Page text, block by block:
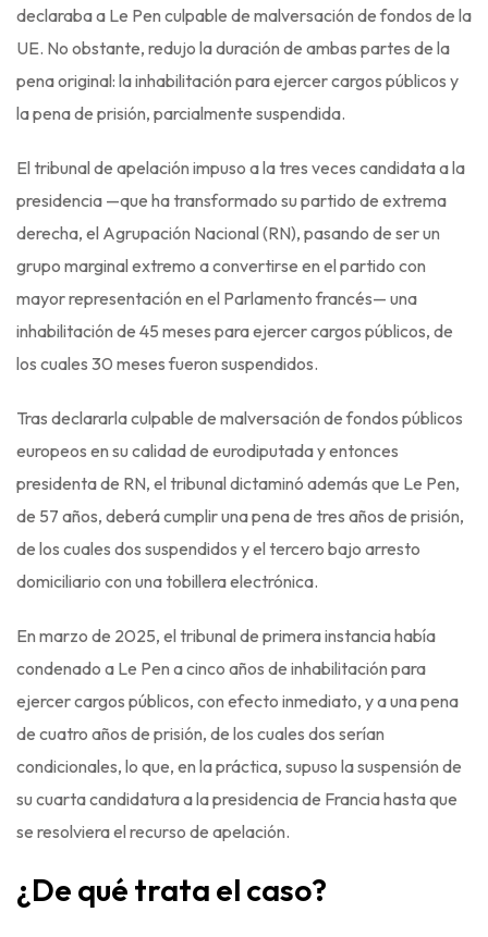
declaraba a Le Pen culpable de malversación de fondos de la
UE. No obstante, redujo la duración de ambas partes de la
pena original: la inhabilitación para ejercer cargos públicos y
la pena de prisión, parcialmente suspendida.
El tribunal de apelación impuso a la tres veces candidata a la
presidencia —que ha transformado su partido de extrema
derecha, el Agrupación Nacional (RN), pasando de ser un
grupo marginal extremo a convertirse en el partido con
mayor representación en el Parlamento francés— una
inhabilitación de 45 meses para ejercer cargos públicos, de
los cuales 30 meses fueron suspendidos.
Tras declararla culpable de malversación de fondos públicos
europeos en su calidad de eurodiputada y entonces
presidenta de RN, el tribunal dictaminó además que Le Pen,
de 57 años, deberá cumplir una pena de tres años de prisión,
de los cuales dos suspendidos y el tercero bajo arresto
domiciliario con una tobillera electrónica.
En marzo de 2025, el tribunal de primera instancia había
condenado a Le Pen a cinco años de inhabilitación para
ejercer cargos públicos, con efecto inmediato, y a una pena
de cuatro años de prisión, de los cuales dos serían
condicionales, lo que, en la práctica, supuso la suspensión de
su cuarta candidatura a la presidencia de Francia hasta que
se resolviera el recurso de apelación.
¿De qué trata el caso?